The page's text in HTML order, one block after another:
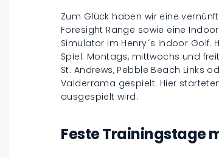
Zum Glück haben wir eine
Foresight Range sowie eine
Simulator im Henry´s Indoor
Spiel. Montags, mittwochs und
St. Andrews, Pebble Beach Links
Valderrama gespielt. Hier
ausgespielt wird.
Feste Trainingstage